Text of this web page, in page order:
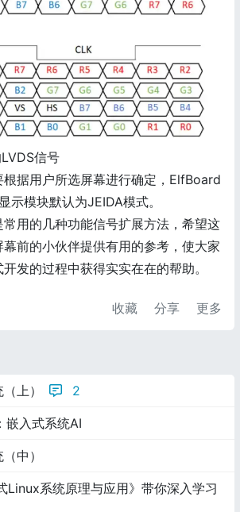
信号
根据用户所选屏幕进行确定，ElfBoard
示模块默认为JEIDA模式。
常用的几种功能信号扩展方法，希望这
前的小伙伴提供有用的参考，使大家
发的过程中获得实实在在的帮助。
收藏 分享 更多
上） 2
入式系统AI
中）
Linux系统原理与应用》带你深入学习